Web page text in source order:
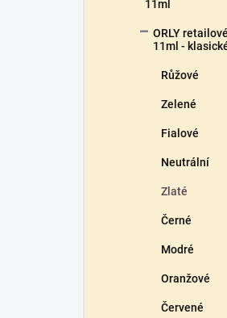
11ml
ORLY
11ml -
Růžové
Zelené
Fialové
Neutrální
Zlaté
Černé
Modré
Oranžové
Červené